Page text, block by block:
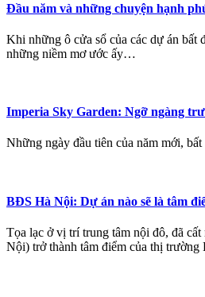
Đầu năm và những chuyện hạnh
Khi những ô cửa sổ của các dự án bất
những niềm mơ ước ấy…
Imperia Sky Garden: Ngỡ ngàng
Những ngày đầu tiên của năm mới,
BĐS Hà Nội: Dự án nào sẽ là tâm
Tọa lạc ở vị trí trung tâm nội đô, đã
Nội) trở thành tâm điểm của thị